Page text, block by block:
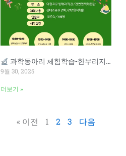
과학동아리 체험학습-한무리지역아동센터
9월 30, 2025
더보기 »
« 이전 1 2 3 다음